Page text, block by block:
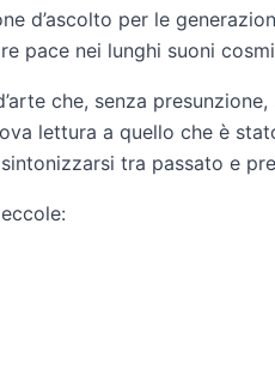
d’ascolto per le
pace nei lunghi suoni
che, senza presunzione,
lettura a quello che è
tra passato e